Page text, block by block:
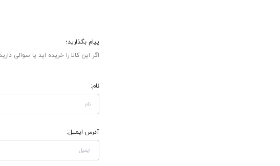
پیام بگذارید؛
اگر این کالا را خریده اید یا سوالی
نام:
آدرس ایمیل: